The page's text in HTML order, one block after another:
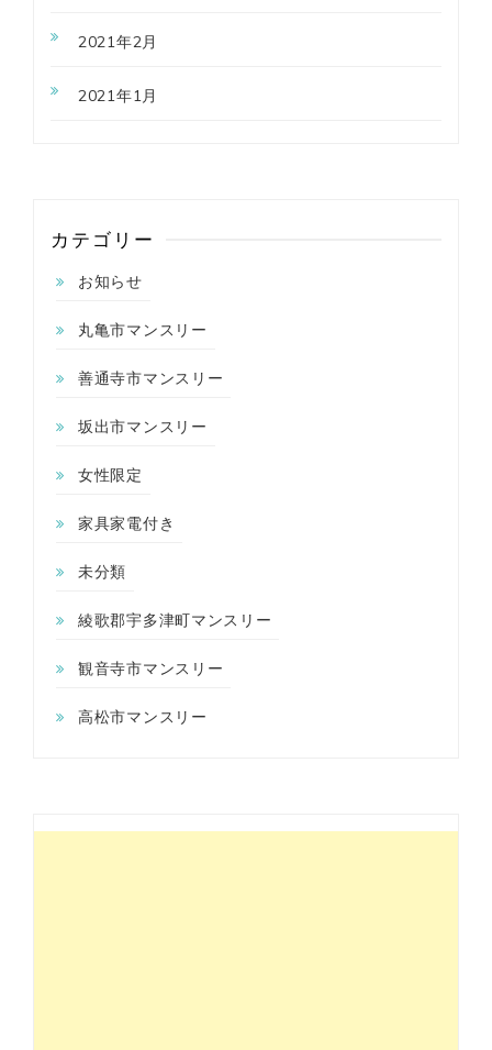
2021年2月
2021年1月
カテゴリー
お知らせ
丸亀市マンスリー
善通寺市マンスリー
坂出市マンスリー
女性限定
家具家電付き
未分類
綾歌郡宇多津町マンスリー
観音寺市マンスリー
高松市マンスリー